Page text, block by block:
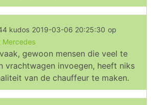
kudos 2019-03-06 20:25:30 op
Mercedes
gewoon mensen die veel te
vrachtwagen invoegen, heeft niks
van de chauffeur te maken.